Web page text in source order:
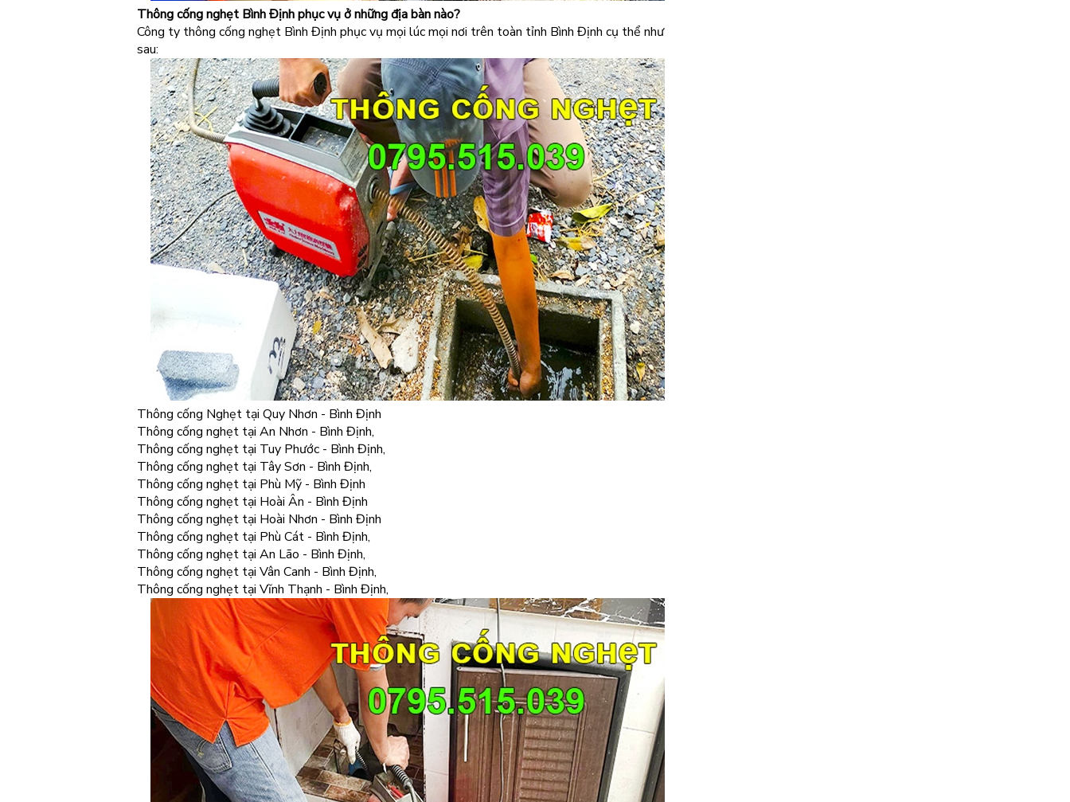
Thông cống nghẹt Bình Định phục vụ ở những địa bàn nào?
Công ty thông cống nghẹt Bình Định phục vụ mọi lúc mọi nơi trên toàn tỉnh Bình Định cụ thể như
sau:
Thông cống Nghẹt tại Quy Nhơn - Bình Định
Thông cống nghẹt tại An Nhơn - Bình Định,
Thông cống nghẹt tại Tuy Phước - Bình Định,
Thông cống nghẹt tại Tây Sơn - Bình Định,
Thông cống nghẹt tại Phù Mỹ - Bình Định
Thông cống nghẹt tại Hoài Ân - Bình Định
Thông cống nghẹt tại Hoài Nhơn - Bình Định
Thông cống nghẹt tại Phù Cát - Bình Định,
Thông cống nghẹt tại An Lão - Bình Định,
Thông cống nghẹt tại Vân Canh - Bình Định,
Thông cống nghẹt tại Vĩnh Thạnh - Bình Định,